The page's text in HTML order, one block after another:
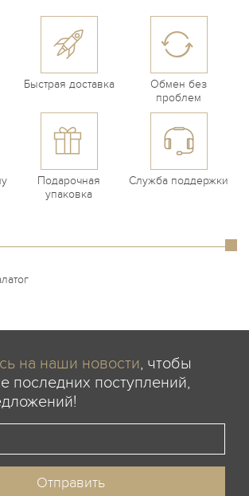
Быстрая доставка
Обмен без
проблем
Подарочная
упаковка
Служба поддержки
на наши новости, чтобы
последних поступлений,